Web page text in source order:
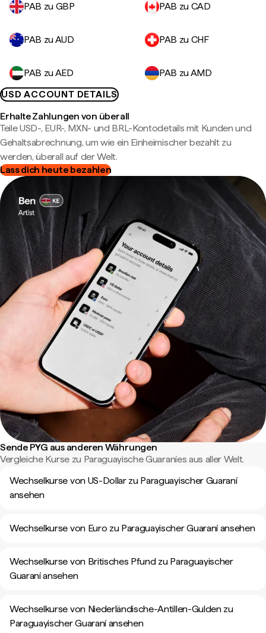
PAB zu GBP PAB zu CAD
PAB zu AUD PAB zu CHF
PAB zu AED
PAB zu AMD
USD ACCOUNT DETAILS
Erhalte Zahlungen von überall
Teile USD-, EUR-, MXN- und BRL-Kontodetails mit Kunden und
Gehaltsabrechnung, um wie ein Einheimischer bezahlt zu
werden, überall auf der Welt.
Lass dich heute bezahlen
Sende PYG aus anderen Währungen
Vergleiche Kurse zu Paraguayische Guaraníes aus aller Welt.
Wechselkurse von US-Dollar zu Paraguayischer Guaraní
ansehen
Wechselkurse von Euro zu Paraguayischer Guaraní ansehen
Wechselkurse von Britisches Pfund zu Paraguayischer
Guaraní ansehen
Wechselkurse von Niederländische-Antillen-Gulden zu
Paraguayischer Guaraní ansehen